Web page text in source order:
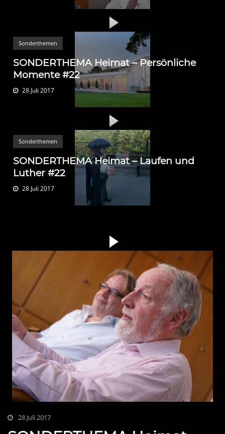
Sonderthemen
SONDERTHEMA Heimat – Persönliche
Momente #22
28 Juli 2017
Sonderthemen
SONDERTHEMA Heimat – Laufen und
Luther #22
28 Juli 2017
28 Juli 2017